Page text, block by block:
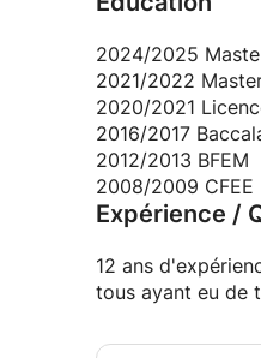
Que vous
des notions de
disposition une
📌 Mon approche
Ma méthode
🧠 Comprendre
chaque élève
2024/2025
2021/2022
2016/
2012/2013 BFEM
2008/2009 CFEE
Expérience /
12 ans
tous ayant eu de